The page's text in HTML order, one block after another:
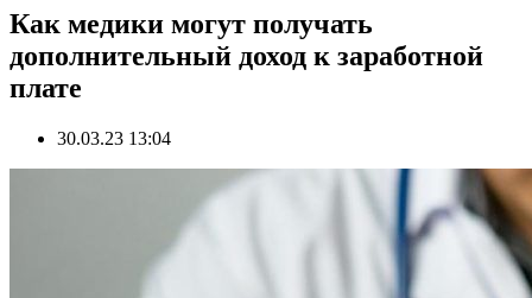
Как медики могут получать
дополнительный доход к заработной
плате
30.03.23 13:04